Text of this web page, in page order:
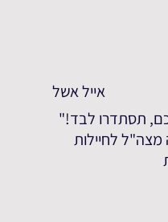
אייל אשל
תסתדרו לבד!"
לחיילות